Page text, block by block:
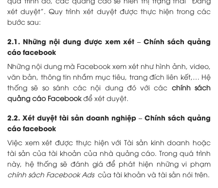
xét duyệt”. Quy trình xét duyệt được thực hiện trong các
bước sau:
2.1. Những nội dung được xem xét – Chính sách quảng
cáo facebook
Những nội dung mà Facebook xem xét như hình ảnh, video,
văn bản, thông tin nhắm mục tiêu, trang đích liên kết,… Hệ
thống sẽ so sánh các nội dung đó với các chính sách
quảng cáo Facebookđể xét duyệt.
2.2. Xét duyệt tài sản doanh nghiệp – Chính sách quảng
cáo facebook
Việc xem xét được thực hiện với Tài sản kinh doanh hoặc
tài sản của tài khoản của nhà quảng cáo. Trong quá trình
này, hệ thống sẽ đánh giá để phát hiện những vi phạm
chính sách Facebook Adscủa tài khoản và tài sản nói trên.